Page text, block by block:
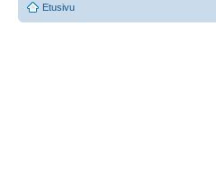
Etusivu